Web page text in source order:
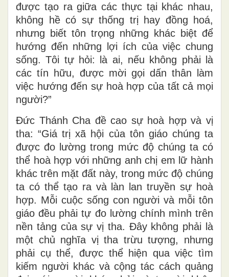
được tạo ra giữa các thực tại khác nhau,
không hề có sự thống trị hay đồng hoá,
nhưng biết tôn trọng những khác biệt để
hướng đến những lợi ích của việc chung
sống. Tôi tự hỏi: là ai, nếu không phải là
các tín hữu, được mời gọi dấn thân làm
việc hướng đến sự hoà hợp của tất cả mọi
người?”
Đức Thánh Cha đề cao sự hoà hợp và vị
tha: “Giá trị xã hội của tôn giáo chúng ta
được đo lường trong mức độ chúng ta có
thể hoà hợp với những anh chị em lữ hành
khác trên mặt đất này, trong mức độ chúng
ta có thể tạo ra và làn lan truyền sự hoà
hợp. Mỗi cuộc sống con người và mỗi tôn
giáo đều phải tự đo lường chính mình trên
nền tảng của sự vị tha. Đây không phải là
một chủ nghĩa vị tha trừu tượng, nhưng
phải cụ thể, được thể hiện qua việc tìm
kiếm người khác và cộng tác cách quảng